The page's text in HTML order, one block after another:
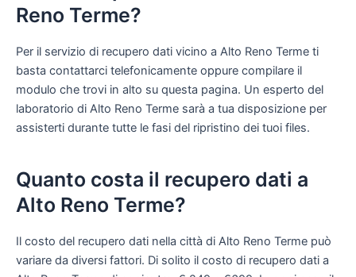
Reno Terme?
Per il servizio di recupero dati vicino a Alto Reno Terme ti
basta contattarci telefonicamente oppure compilare il
modulo che trovi in alto su questa pagina. Un esperto del
laboratorio di Alto Reno Terme sarà a tua disposizione per
assisterti durante tutte le fasi del ripristino dei tuoi files.
Quanto costa il recupero dati a
Alto Reno Terme?
Il costo del recupero dati nella città di Alto Reno Terme può
variare da diversi fattori. Di solito il costo di recupero dati a